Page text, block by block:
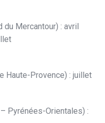
Mercantour) : avril
Haute-Provence) : juillet
Pyrénées-Orientales) :